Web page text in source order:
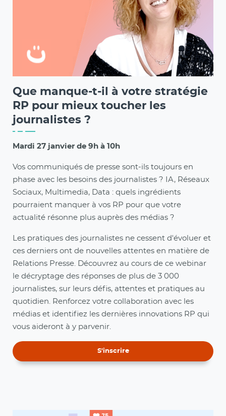
Que manque-t-il à votre stratégie
RP pour mieux toucher les
journalistes ?
Mardi 27 janvier de 9h à 10h
Vos communiqués de presse sont-ils toujours en
phase avec les besoins des journalistes ? IA, Réseaux
Sociaux, Multimedia, Data : quels ingrédients
pourraient manquer à vos RP pour que votre
actualité résonne plus auprès des médias ?
Les pratiques des journalistes ne cessent d'évoluer et
ces derniers ont de nouvelles attentes en matière de
Relations Presse. Découvrez au cours de ce webinar
le décryptage des réponses de plus de 3 000
journalistes, sur leurs défis, attentes et pratiques au
quotidien. Renforcez votre collaboration avec les
médias et identifiez les dernières innovations RP qui
vous aideront à y parvenir.
S'inscrire